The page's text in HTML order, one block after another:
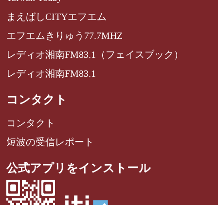
まえばしCITYエフエム
エフエムきりゅう77.7MHZ
レディオ湘南FM83.1（フェイスブック）
レディオ湘南FM83.1
コンタクト
コンタクト
短波の受信レポート
公式アプリをインストール